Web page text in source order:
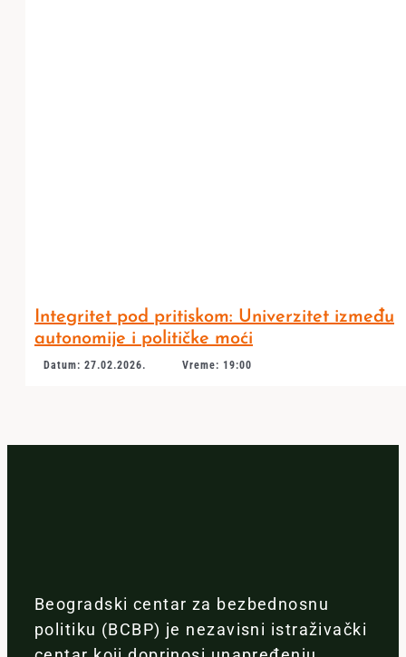
Integritet pod pritiskom: Univerzitet između
autonomije i političke moći
Datum: 27.02.2026. Vreme: 19:00
Beogradski centar za bezbednosnu
politiku (BCBP) je nezavisni istraživački